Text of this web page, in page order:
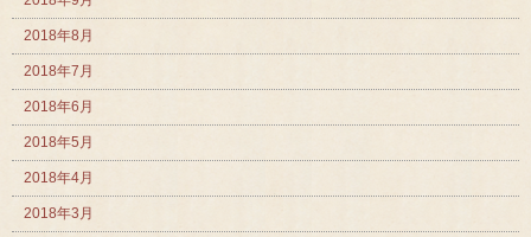
2018年8月
2018年7月
2018年6月
2018年5月
2018年4月
2018年3月